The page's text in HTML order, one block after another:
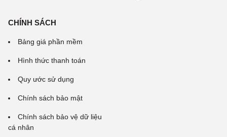
CHÍNH SÁCH
Bảng giá phần mềm
Hình thức thanh toán
Quy ước sử dụng
Chính sách bảo mật
Chính sách bảo vệ dữ liệu
cá nhân